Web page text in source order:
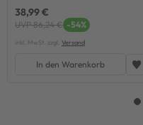
38,99 €
UVP 86,24 € -54%
inkl. MwSt. zzgl. Versand
In den Warenkorb